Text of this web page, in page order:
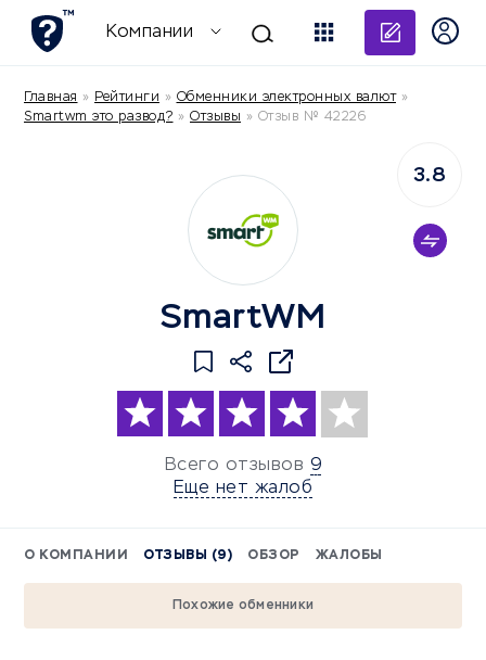
Компании
Главная » Рейтинги » Обменники электронных валют»
Smartwm это развод? » Отзывы » Отзыв № 42226
SmartWM
Всего отзывов 9
Еще нет жалоб
3.8
О КОМПАНИИ ОТЗЫВЫ (9) ОБЗОР ЖАЛОБЫ
Похожие обменники